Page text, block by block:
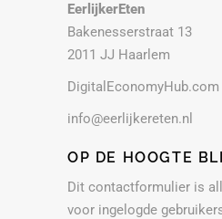
EerlijkerEten
Bakenesserstraat 13
2011 JJ Haarlem
DigitalEconomyHub.com
info@eerlijkereten.nl
OP DE HOOGTE
Dit contactformulier is
voor ingelogde